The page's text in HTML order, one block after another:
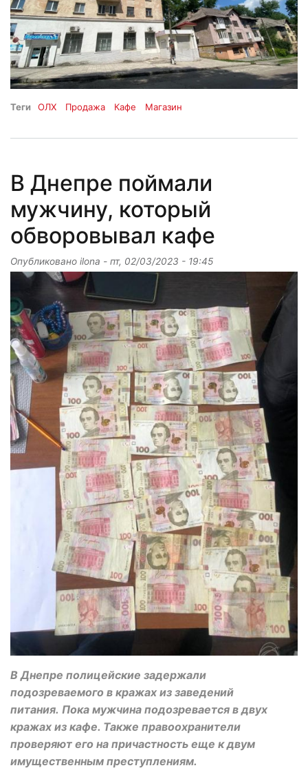
Теги ОЛХ Продажа Кафе Магазин
В Днепре поймали
мужчину, который
обворовывал кафе
Опубликовано ilona - пт, 02/03/2023 - 19:45
В Днепре полицейские задержали
подозреваемого в кражах из заведений
питания. Пока мужчина подозревается в двух
кражах из кафе. Также правоохранители
проверяют его на причастность еще к двум
имущественным преступлениям.